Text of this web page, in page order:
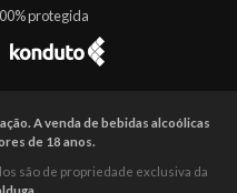
protegida
A venda de bebidas alcoólicas
de 18 anos.
são de propriedade exclusiva da